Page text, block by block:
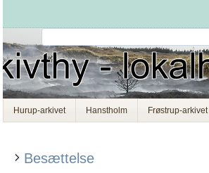
Hurup-arkivet Hanstholm Frøstrup-arkivet
Besættelse